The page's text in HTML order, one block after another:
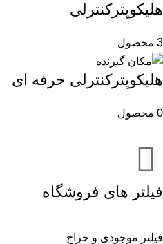
هلیکوپترکنترلی
3 محصول
هلیکوپترکنترلی حرفه ای
0 محصول
فیلتر های فروشگاه
فیلتر موجودی و حراج